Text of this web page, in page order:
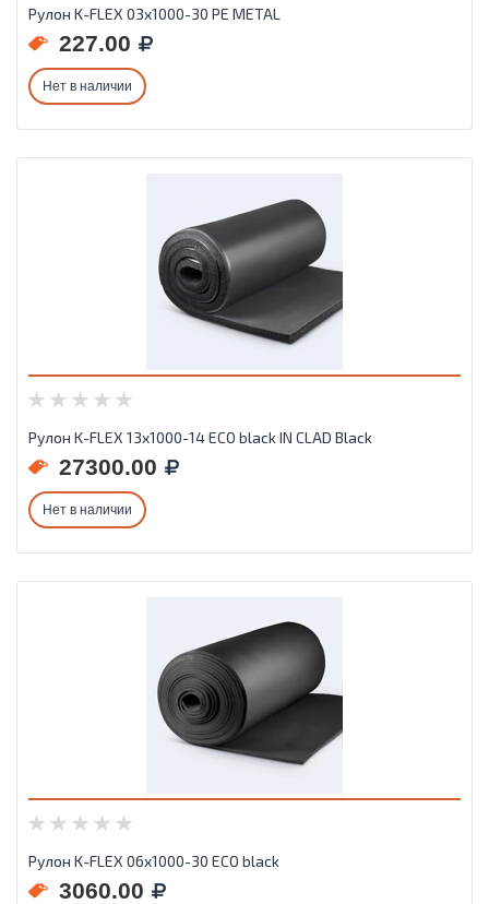
Рулон K-FLEX 03x1000-30 PE METAL
227.00
Нет в наличии
Рулон K-FLEX 13x1000-14 ECO black IN CLAD Black
27300.00
Нет в наличии
Рулон K-FLEX 06x1000-30 ECO black
3060.00